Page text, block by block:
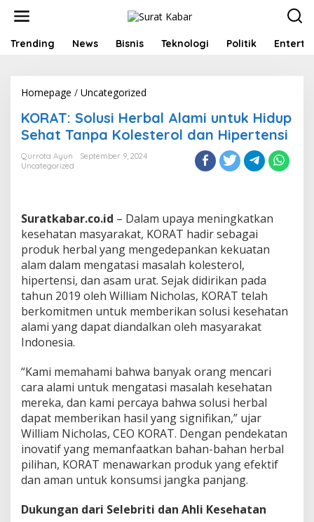
Trending News Bisnis Teknologi Politik
Homepage / Uncategorized
R
A
T
:
s
i
H
e
r
b
a
l
A
l
i
u
n
t
u
k
H
i
d
u
S
KORAT: Solusi Herbal Alami untuk Hidup
Sehat Tanpa Kolesterol dan Hipertensi
Qurrota Ayun
September 9, 2024
Uncategorized
Suratkabar.co.id – Dalam upaya meningkatkan
kesehatan masyarakat, KORAT hadir sebagai
produk herbal yang mengedepankan kekuatan
alam dalam mengatasi masalah kolesterol,
hipertensi, dan asam urat. Sejak didirikan pada
tahun 2019 oleh William Nicholas, KORAT telah
berkomitmen untuk memberikan solusi kesehatan
alami yang dapat diandalkan oleh masyarakat
Indonesia.
“Kami memahami bahwa banyak orang mencari
cara alami untuk mengatasi masalah kesehatan
mereka, dan kami percaya bahwa solusi herbal
dapat memberikan hasil yang signifikan,” ujar
William Nicholas, CEO KORAT. Dengan pendekatan
inovatif yang memanfaatkan bahan-bahan herbal
pilihan, KORAT menawarkan produk yang efektif
dan aman untuk konsumsi jangka panjang.
Dukungan dari Selebriti dan Ahli Kesehatan